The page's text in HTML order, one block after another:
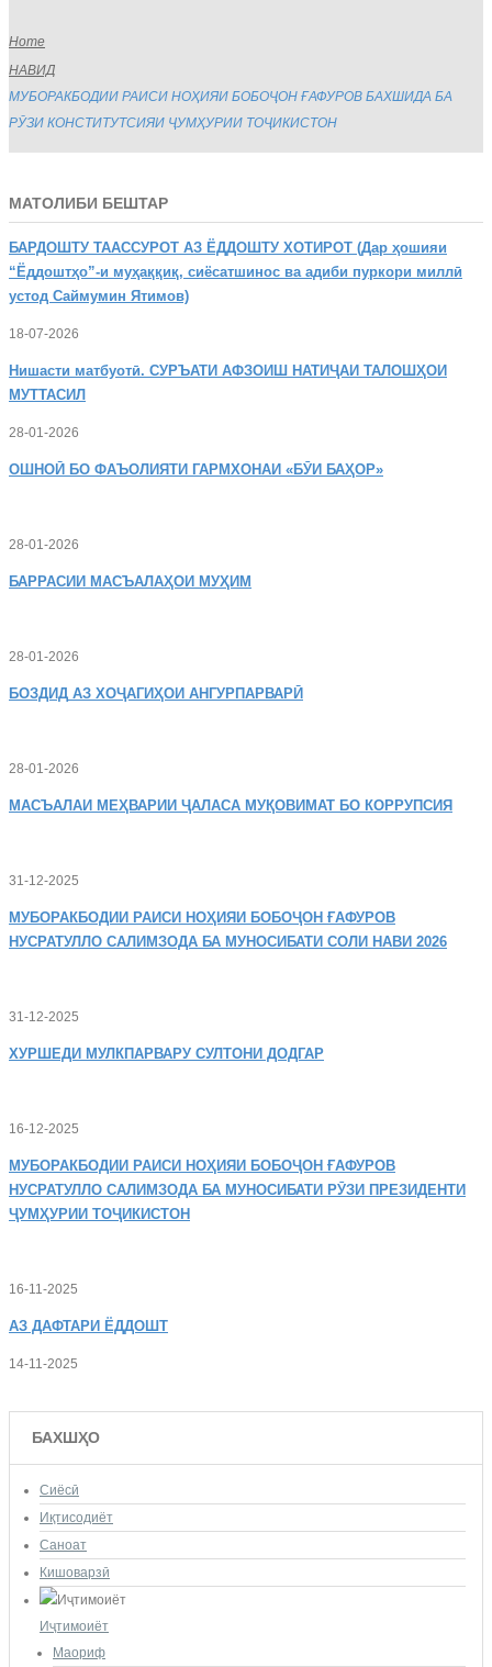
Home
НАВИД
МУБОРАКБОДИИ РАИСИ НОҲИЯИ БОБОҶОН ҒАФУРОВ БАХШИДА БА
РӮЗИ КОНСТИТУТСИЯИ ҶУМҲУРИИ ТОҶИКИСТОН
МАТОЛИБИ БЕШТАР
БАРДОШТУ ТААССУРОТ АЗ ЁДДОШТУ ХОТИРОТ (Дар ҳошияи
“Ёддоштҳо”-и муҳаққиқ, сиёсатшинос ва адиби пуркори миллӣ
устод Саймумин Ятимов)
18-07-2026
Нишасти матбуотӣ. СУРЪАТИ АФЗОИШ НАТИҶАИ ТАЛОШҲОИ
МУТТАСИЛ
28-01-2026
ОШНОӢ БО ФАЪОЛИЯТИ ГАРМХОНАИ «БӮИ БАҲОР»
28-01-2026
БАРРАСИИ МАСЪАЛАҲОИ МУҲИМ
28-01-2026
БОЗДИД АЗ ХОҶАГИҲОИ АНГУРПАРВАРӢ
28-01-2026
МАСЪАЛАИ МЕҲВАРИИ ҶАЛАСА МУҚОВИМАТ БО КОРРУПСИЯ
31-12-2025
МУБОРАКБОДИИ РАИСИ НОҲИЯИ БОБОҶОН ҒАФУРОВ
НУСРАТУЛЛО САЛИМЗОДА БА МУНОСИБАТИ СОЛИ НАВИ 2026
31-12-2025
ХУРШЕДИ МУЛКПАРВАРУ СУЛТОНИ ДОДГАР
16-12-2025
МУБОРАКБОДИИ РАИСИ НОҲИЯИ БОБОҶОН ҒАФУРОВ
НУСРАТУЛЛО САЛИМЗОДА БА МУНОСИБАТИ РӮЗИ ПРЕЗИДЕНТИ
ҶУМҲУРИИ ТОҶИКИСТОН
16-11-2025
АЗ ДАФТАРИ ЁДДОШТ
14-11-2025
БАХШҲО
Сиёсӣ
Иқтисодиёт
Саноат
Кишоварзӣ
Иҷтимоиёт
Маориф